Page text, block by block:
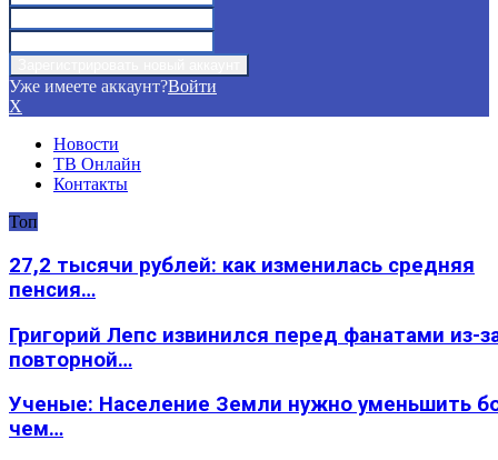
Уже имеете аккаунт?Войти
X
Новости
ТВ Онлайн
Контакты
Топ
27,2 тысячи рублей: как изменилась средняя
пенсия…
Григорий Лепс извинился перед фанатами из-
повторной…
Ученые: Население Земли нужно уменьшить
чем…